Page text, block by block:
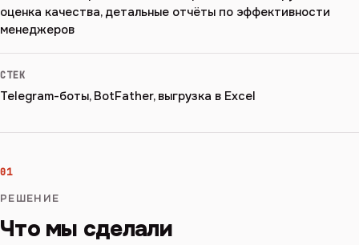
оценка качества, детальные отчёты по эффективности
менеджеров
СТЕК
Telegram-боты, BotFather, выгрузка в Excel
01
РЕШЕНИЕ
Что мы сделали